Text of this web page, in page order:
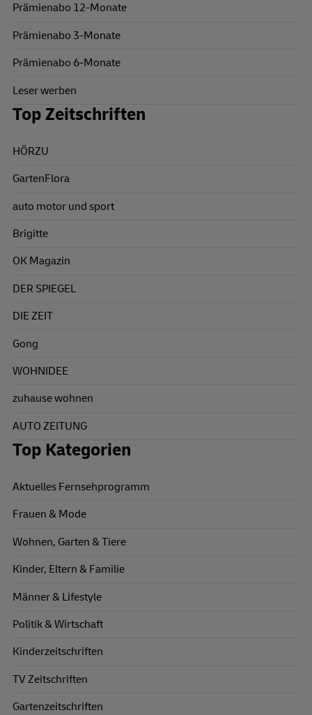
Prämienabo 12-Monate
Prämienabo 3-Monate
Prämienabo 6-Monate
Leser werben
Top Zeitschriften
HÖRZU
GartenFlora
auto motor und sport
Brigitte
OK Magazin
DER SPIEGEL
DIE ZEIT
Gong
WOHNIDEE
zuhause wohnen
AUTO ZEITUNG
Top Kategorien
Aktuelles Fernsehprogramm
Frauen & Mode
Wohnen, Garten & Tiere
Kinder, Eltern & Familie
Männer & Lifestyle
Politik & Wirtschaft
Kinderzeitschriften
TV Zeitschriften
Gartenzeitschriften